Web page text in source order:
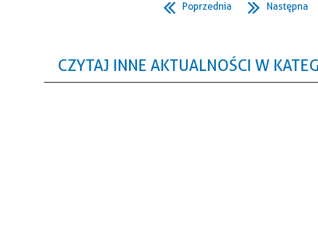
Poprzednia Następna
CZYTAJ INNE AKTUALNOŚCI W